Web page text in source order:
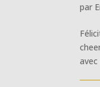
par
avec